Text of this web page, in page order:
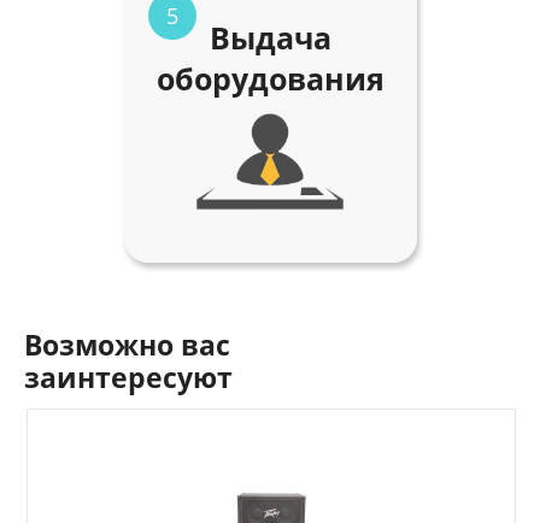
5
Выдача
оборудования
Возможно вас
заинтересуют